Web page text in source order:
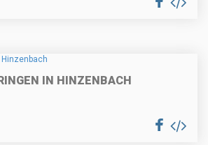
IN HINZENBACH